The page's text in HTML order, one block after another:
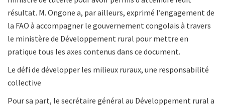
résultat. M. Ongone a, par ailleurs, exprimé l’engagement de
la FAO à accompagner le gouvernement congolais à travers
le ministère de Développement rural pour mettre en
pratique tous les axes contenus dans ce document.
Le défi de développer les milieux ruraux, une responsabilité
collective
Pour sa part, le secrétaire général au Développement rural a